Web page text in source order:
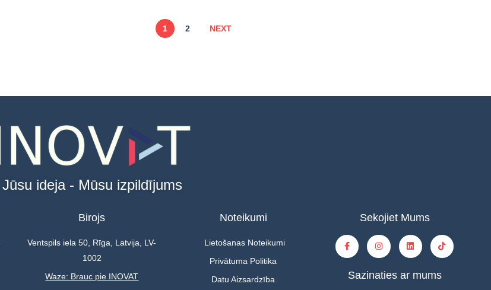
1 2 NEXT
Jūsu ideja - Mūsu izpildījums
Birojs
Ventspils iela 50, Rīga, Latvija, LV-
1002
Waze: Brauc pie INOVAT
Noteikumi
Lietošanas Noteikumi
Privātuma Politika
Datu Aizsardzība
Sekojiet Mums
Sazinaties ar mums